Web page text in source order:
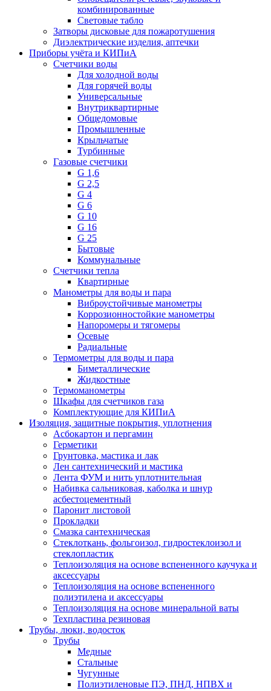
комбинированные
Световые табло
Затворы дисковые для пожаротушения
Диэлектрические изделия, аптечки
Приборы учёта и КИПиА
Счетчики воды
Для холодной воды
Для горячей воды
Универсальные
Внутриквартирные
Общедомовые
Промышленные
Крыльчатые
Турбинные
Газовые счетчики
G 1,6
G 2,5
G 4
G 6
G 10
G 16
G 25
Бытовые
Коммунальные
Счетчики тепла
Квартирные
Манометры для воды и пара
Виброустойчивые манометры
Коррозионностойкие манометры
Напоромеры и тягомеры
Осевые
Радиальные
Термометры для воды и пара
Биметаллические
Жидкостные
Термоманометры
Шкафы для счетчиков газа
Комплектующие для КИПиА
Изоляция, защитные покрытия, уплотнения
Асбокартон и пергамин
Герметики
Грунтовка, мастика и лак
Лен сантехнический и мастика
Лента ФУМ и нить уплотнительная
Набивка сальниковая, каболка и шнур
асбестоцементный
Паронит листовой
Прокладки
Смазка сантехническая
Стеклоткань, фольгоизол, гидростеклоизол и
стеклопластик
Теплоизоляция на основе вспененного каучука и
аксессуары
Теплоизоляция на основе вспененного
полиэтилена и аксессуары
Теплоизоляция на основе минеральной ваты
Техпластина резиновая
Трубы, люки, водосток
Трубы
Медные
Стальные
Чугунные
Полиэтиленовые ПЭ, ПНД, НПВХ и